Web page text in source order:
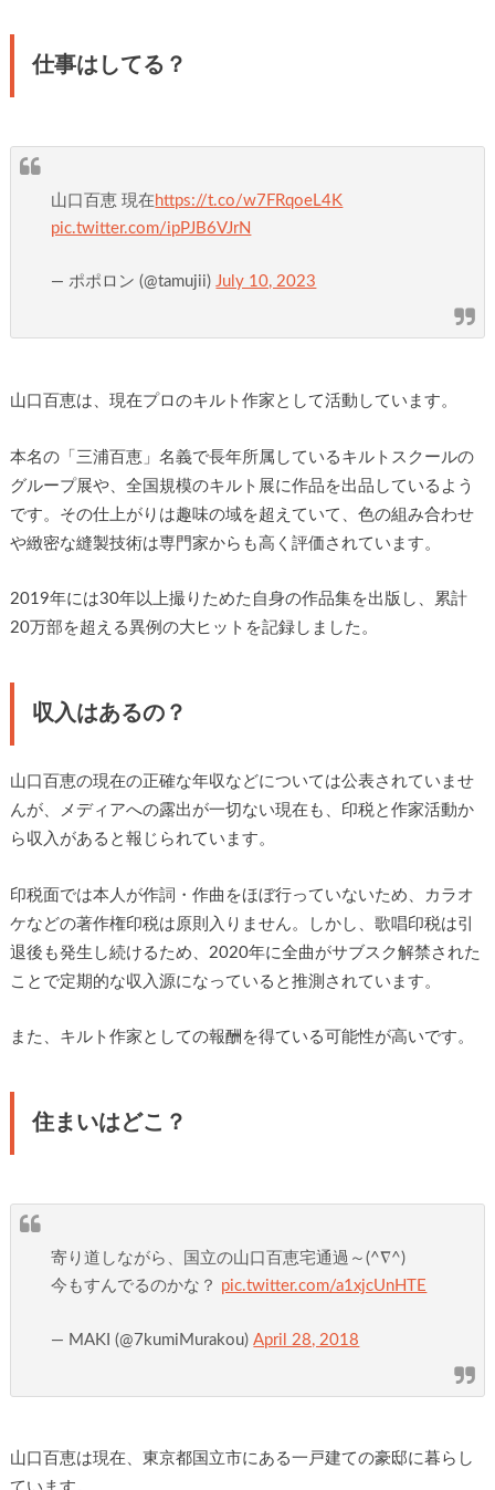
仕事はしてる？
山口百恵 現在 https://t.co/w7FRqoeL4K
pic.twitter.com/ipPJB6VJrN
— ポポロン (@tamujii)July 10, 2023
山口百恵は、現在プロのキルト作家として活動しています。
本名の「三浦百恵」名義で長年所属しているキルトスクールの
グループ展や、全国規模のキルト展に作品を出品しているよう
です。その仕上がりは趣味の域を超えていて、色の組み合わせ
や緻密な縫製技術は専門家からも高く評価されています。
2019年には30年以上撮りためた自身の作品集を出版し、累計
20万部を超える異例の大ヒットを記録しました。
収入はあるの？
山口百恵の現在の正確な年収などについては公表されていませ
んが、メディアへの露出が一切ない現在も、印税と作家活動か
ら収入があると報じられています。
印税面では本人が作詞・作曲をほぼ行っていないため、カラオ
ケなどの著作権印税は原則入りません。しかし、歌唱印税は引
退後も発生し続けるため、2020年に全曲がサブスク解禁された
ことで定期的な収入源になっていると推測されています。
また、キルト作家としての報酬を得ている可能性が高いです。
住まいはどこ？
寄り道しながら、国立の山口百恵宅通過～(^∇^)
今もすんでるのかな？ pic.twitter.com/a1xjcUnHTE
— MAKI (@7kumiMurakou)April 28, 2018
山口百恵は現在、東京都国立市にある一戸建ての豪邸に暮らし